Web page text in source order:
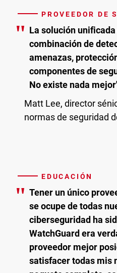
PROVEEDOR DE
" La solución
combinación de
amenazas,
componentes de
No existe nada
Matt Lee, director
normas de seguridad
EDUCACIÓN
" Tener un único
se ocupe de todas
ciberseguridad ha
WatchGuard era
proveedor mejor
satisfacer todas mis